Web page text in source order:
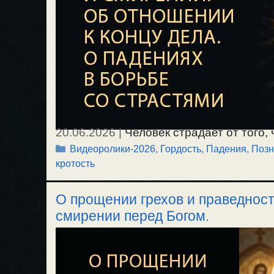
20.06.2026|Человек страдает от
впадает в злобу на самого себя и
познании своей немощи, гордости и
Об отношении к концу, исходу
уныние, депрессию и отчаяние, когда
падения в борьбе со страстями?
аномалия, вокруг темно и некуда
Рубрики
Видеоролики-2026, Гордость, Падения,
кротость
О прощении грехов и
смирении перед Богом.